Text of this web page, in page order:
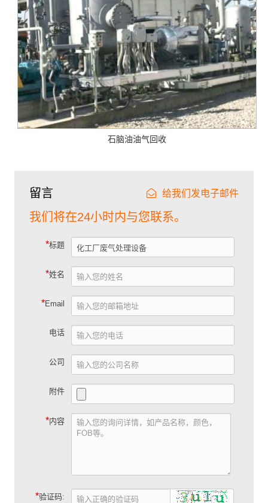
石脑油油气回收
留言 给我们发电子邮件
我们将在24小时内与您联系。
*标题
*姓名
*Email
电话
公司
附件
*内容
*验证码: